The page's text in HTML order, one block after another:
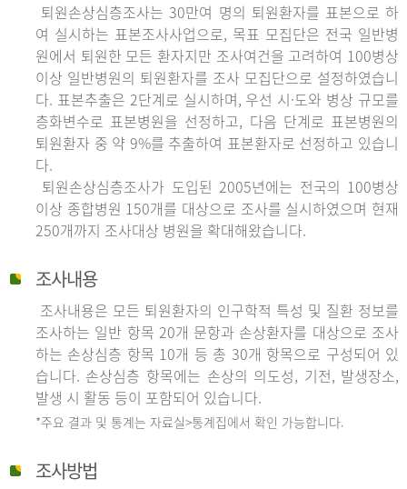
퇴원손상심층조사는 30만여 명의 퇴원환자를 표본으로 하
여 실시하는 표본조사사업으로, 목표 모집단은 전국 일반병
원에서 퇴원한 모든 환자지만 조사여건을 고려하여 100병상
이상 일반병원의 퇴원환자를 조사 모집단으로 설정하였습니
다. 표본추출은 2단계로 실시하며, 우선 시·도와 병상 규모를
층화변수로 표본병원을 선정하고, 다음 단계로 표본병원의
퇴원환자 중 약 9%를 추출하여 표본환자로 선정하고 있습니
다.
퇴원손상심층조사가 도입된 2005년에는 전국의 100병상
이상 종합병원 150개를 대상으로 조사를 실시하였으며 현재
250개까지 조사대상 병원을 확대해왔습니다.
조사내용
조사내용은 모든 퇴원환자의 인구학적 특성 및 질환 정보를
조사하는 일반 항목 20개 문항과 손상환자를 대상으로 조사
하는 손상심층 항목 10개 등 총 30개 항목으로 구성되어 있
습니다. 손상심층 항목에는 손상의 의도성, 기전, 발생장소,
발생 시 활동 등이 포함되어 있습니다.
*주요 결과 및 통계는 자료실>통계집에서 확인 가능합니다.
조사방법